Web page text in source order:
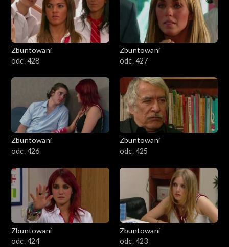
Zbuntowani
odc. 428
Zbuntowani
odc. 427
Zbuntowani
odc. 426
Zbuntowani
odc. 425
Zbuntowani
odc. 424
Zbuntowani
odc. 423